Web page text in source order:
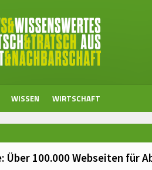
WISSEN WIRTSCHAFT
100.000 Webseiten für